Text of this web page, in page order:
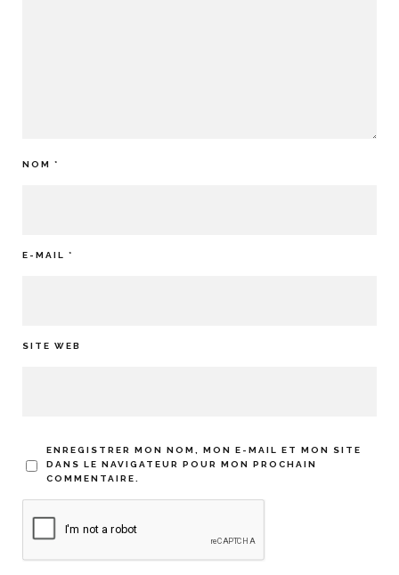
NOM *
E-MAIL *
SITE WEB
ENREGISTRER MON NOM, MON E-MAIL ET MON SITE
DANS LE NAVIGATEUR POUR MON PROCHAIN
COMMENTAIRE.